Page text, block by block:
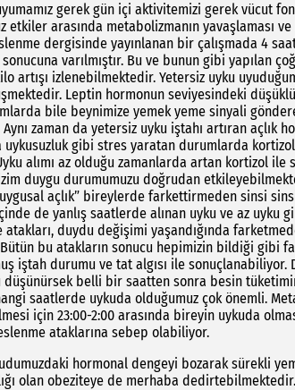
gerek gün içi aktivitemizi gerek vücut
arasında metabolizmanın yavaşlaması
dergisinde yayınlanan bir çalışmada 4
varılmıştır. Bu ve bunun gibi yapılan
artışı izlenebilmektedir. Yetersiz uyku
Leptin hormonun seviyesindeki
bile beynimize yemek yeme sinyali
zaman da yetersiz uyku iştahı artıran açlık
uykusuzluk gibi stres yaratan durumlarda
alımı az olduğu zamanlarda artan kortizol
duygu durumumuzu doğrudan
açlık” bireylerde farkettirmeden sinsi
de yanlış saatlerde alınan uyku ve az uyku
duydu değişimi yaşandığında
bu atakların sonucu hepimizin bildiği gibi
iştah durumu ve tat algısı ile sonuçlanabiliyor.
belli bir saatten sonra besin
saatlerde uykuda olduğumuz çok önemli.
için 23:00-2:00 arasında bireyin uykuda
ataklarına sebep olabiliyor.
hormonal dengeyi bozarak sürekli
olan obeziteye de merhaba dedirtebilmektedir.